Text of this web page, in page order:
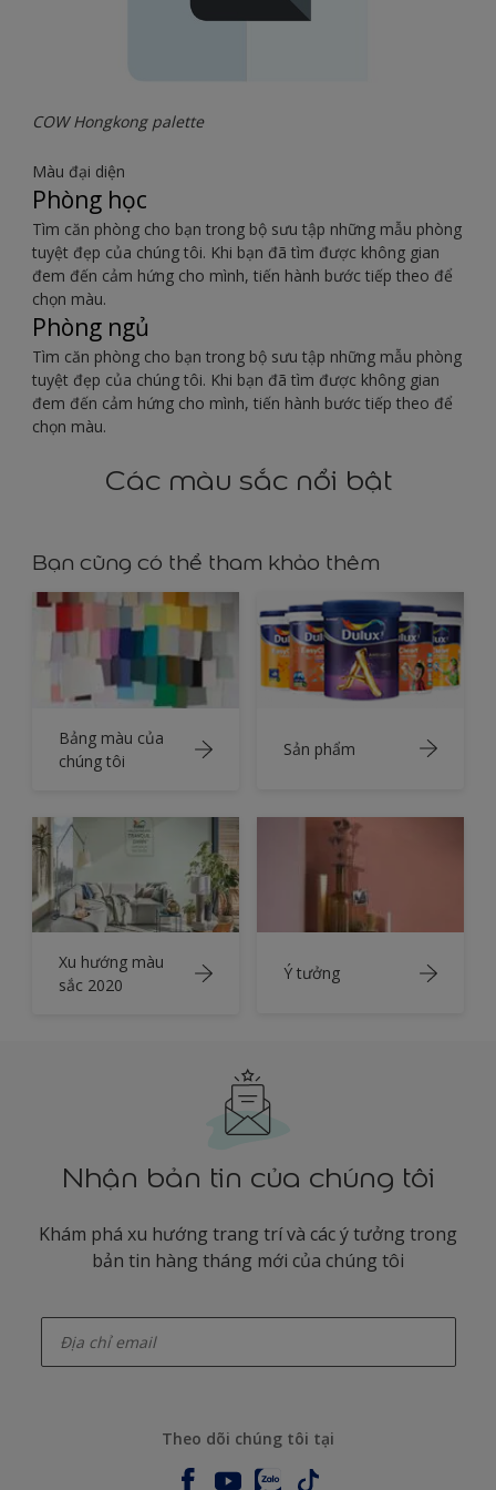
COW Hongkong palette
Màu đại diện
Phòng học
Tìm căn phòng cho bạn trong bộ sưu tập những mẫu phòng
tuyệt đẹp của chúng tôi. Khi bạn đã tìm được không gian
đem đến cảm hứng cho mình, tiến hành bước tiếp theo để
chọn màu.
Phòng ngủ
Tìm căn phòng cho bạn trong bộ sưu tập những mẫu phòng
tuyệt đẹp của chúng tôi. Khi bạn đã tìm được không gian
đem đến cảm hứng cho mình, tiến hành bước tiếp theo để
chọn màu.
Các màu sắc nổi bật
Bạn cũng có thể tham khảo thêm
Bảng màu của
chúng tôi
Sản phẩm
Xu hướng màu
sắc 2020
Ý tưởng
Nhận bản tin của chúng tôi
Khám phá xu hướng trang trí và các ý tưởng trong
bản tin hàng tháng mới của chúng tôi
Theo dõi chúng tôi tại